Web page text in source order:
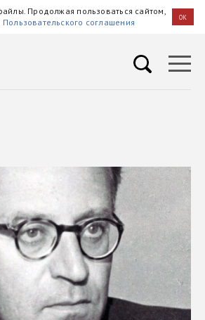
Продолжая пользоваться сайтом,
Пользовательского соглашения OK